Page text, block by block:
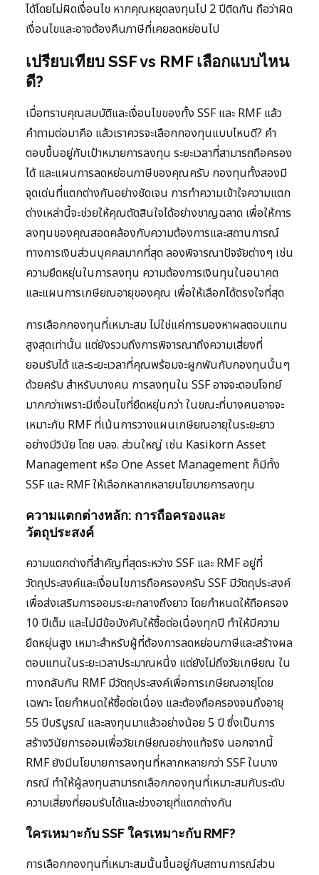
ได้โดยไม่ผิดเงื่อนไข หากคุณหยุดลงทุนไป 2 ปีติดกัน ถือว่าผิด
เงื่อนไขและอาจต้องคืนภาษีที่เคยลดหย่อนไป
เปรียบเทียบ SSF vs RMF เลือกแบบไหน
ดี?
เมื่อทราบคุณสมบัติและเงื่อนไขของทั้ง SSF และ RMF แล้ว
คำถามต่อมาคือ แล้วเราควรจะเลือกกองทุนแบบไหนดี? คำ
ตอบขึ้นอยู่กับเป้าหมายการลงทุน ระยะเวลาที่สามารถถือครอง
ได้ และแผนการลดหย่อนภาษีของคุณครับ กองทุนทั้งสองมี
จุดเด่นที่แตกต่างกันอย่างชัดเจน การทำความเข้าใจความแตก
ต่างเหล่านี้จะช่วยให้คุณตัดสินใจได้อย่างชาญฉลาด เพื่อให้การ
ลงทุนของคุณสอดคล้องกับความต้องการและสถานการณ์
ทางการเงินส่วนบุคคลมากที่สุด ลองพิจารณาปัจจัยต่างๆ เช่น
ความยืดหยุ่นในการลงทุน ความต้องการเงินทุนในอนาคต
และแผนการเกษียณอายุของคุณ เพื่อให้เลือกได้ตรงใจที่สุด
การเลือกกองทุนที่เหมาะสม ไม่ใช่แค่การมองหาผลตอบแทน
สูงสุดเท่านั้น แต่ยังรวมถึงการพิจารณาถึงความเสี่ยงที่
ยอมรับได้ และระยะเวลาที่คุณพร้อมจะผูกพันกับกองทุนนั้นๆ
ด้วยครับ สำหรับบางคน การลงทุนใน SSF อาจจะตอบโจทย์
มากกว่าเพราะมีเงื่อนไขที่ยืดหยุ่นกว่า ในขณะที่บางคนอาจจะ
เหมาะกับ RMF ที่เน้นการวางแผนเกษียณอายุในระยะยาว
อย่างมีวินัย โดย บลจ. ส่วนใหญ่ เช่น Kasikorn Asset
Management หรือ One Asset Management ก็มีทั้ง
SSF และ RMF ให้เลือกหลากหลายนโยบายการลงทุน
ความแตกต่างหลัก: การถือครองและ
วัตถุประสงค์
ความแตกต่างที่สำคัญที่สุดระหว่าง SSF และ RMF อยู่ที่
วัตถุประสงค์และเงื่อนไขการถือครองครับ SSF มีวัตถุประสงค์
เพื่อส่งเสริมการออมระยะกลางถึงยาว โดยกำหนดให้ถือครอง
10 ปีเต็ม และไม่มีข้อบังคับให้ซื้อต่อเนื่องทุกปี ทำให้มีความ
ยืดหยุ่นสูง เหมาะสำหรับผู้ที่ต้องการลดหย่อนภาษีและสร้างผล
ตอบแทนในระยะเวลาประมาณหนึ่ง แต่ยังไม่ถึงวัยเกษียณ ใน
ทางกลับกัน RMF มีวัตถุประสงค์เพื่อการเกษียณอายุโดย
เฉพาะ โดยกำหนดให้ซื้อต่อเนื่อง และต้องถือครองจนถึงอายุ
55 ปีบริบูรณ์ และลงทุนมาแล้วอย่างน้อย 5 ปี ซึ่งเป็นการ
สร้างวินัยการออมเพื่อวัยเกษียณอย่างแท้จริง นอกจากนี้
RMF ยังมีนโยบายการลงทุนที่หลากหลายกว่า SSF ในบาง
กรณี ทำให้ผู้ลงทุนสามารถเลือกกองทุนที่เหมาะสมกับระดับ
ความเสี่ยงที่ยอมรับได้และช่วงอายุที่แตกต่างกัน
ใครเหมาะกับ SSF ใครเหมาะกับ RMF?
การเลือกกองทุนที่เหมาะสมนั้นขึ้นอยู่กับสถานการณ์ส่วน